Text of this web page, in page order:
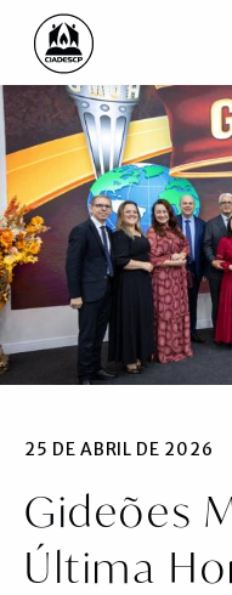
Pular para o conteúdo
25 DE ABRIL DE 2026
Gideões
Última